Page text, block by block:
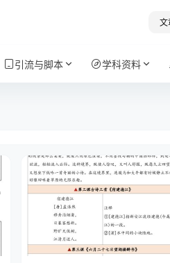
文
引流与脚本 学科资料